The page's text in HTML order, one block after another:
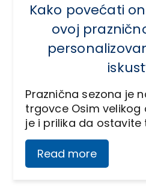
Kako povećati
ovoj
Praznična sezona je
trgovce Osim
je i prilika da ostavite
Read more